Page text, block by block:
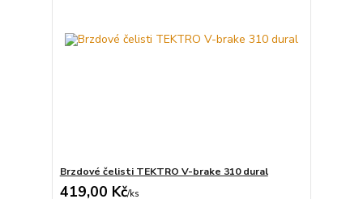
Brzdové čelisti TEKTRO V-brake 310 dural
419,00 Kč/ks